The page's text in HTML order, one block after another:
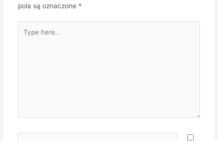
pola są oznaczone *
here..